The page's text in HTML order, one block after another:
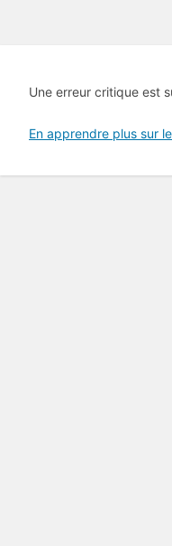
Une erreur critique est
En apprendre plus sur